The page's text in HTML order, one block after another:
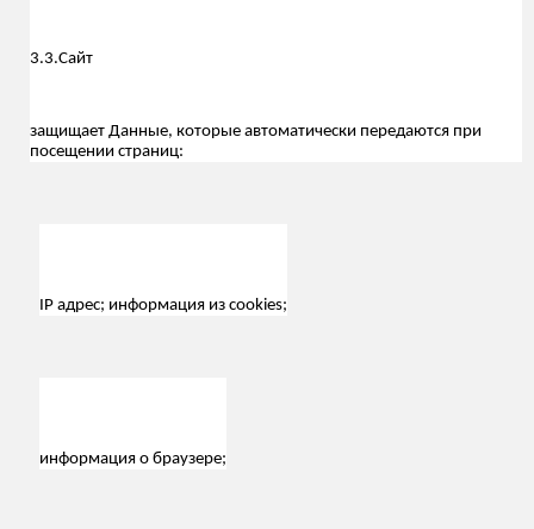
3.3.Сайт
защищает Данные, которые автоматически передаются при
посещении страниц:
IP адрес; информация из cookies;
информация о браузере;